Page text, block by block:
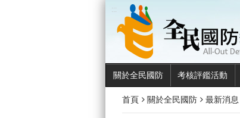
:::
關於全民國防 考核評鑑活動
首頁 關於全民國防 最新消息